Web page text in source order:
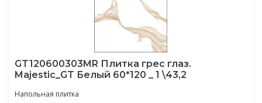
GT120600303MR Плитка грес глаз.
Majestic_GT Белый 60*120 _ 1 \43,2
Напольная плитка